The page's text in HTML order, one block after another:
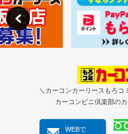
＼カーコンカーリースもろコ
カーコンビニ倶楽部の
WEBで